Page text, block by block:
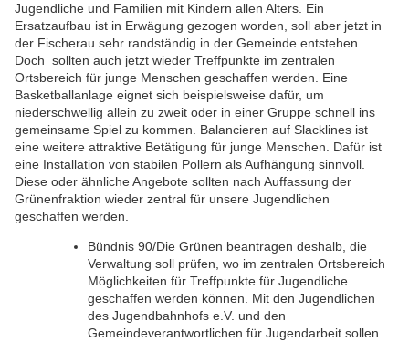
Jugendliche und Familien mit Kindern allen Alters. Ein
Ersatzaufbau ist in Erwägung gezogen worden, soll aber jetzt in
der Fischerau sehr randständig in der Gemeinde entstehen.
Doch sollten auch jetzt wieder Treffpunkte im zentralen
Ortsbereich für junge Menschen geschaffen werden. Eine
Basketballanlage eignet sich beispielsweise dafür, um
niederschwellig allein zu zweit oder in einer Gruppe schnell ins
gemeinsame Spiel zu kommen. Balancieren auf Slacklines ist
eine weitere attraktive Betätigung für junge Menschen. Dafür ist
eine Installation von stabilen Pollern als Aufhängung sinnvoll.
Diese oder ähnliche Angebote sollten nach Auffassung der
Grünenfraktion wieder zentral für unsere Jugendlichen
geschaffen werden.
Bündnis 90/Die Grünen beantragen deshalb, die
Verwaltung soll prüfen, wo im zentralen Ortsbereich
Möglichkeiten für Treffpunkte für Jugendliche
geschaffen werden können. Mit den Jugendlichen
des Jugendbahnhofs e.V. und den
Gemeindeverantwortlichen für Jugendarbeit sollen